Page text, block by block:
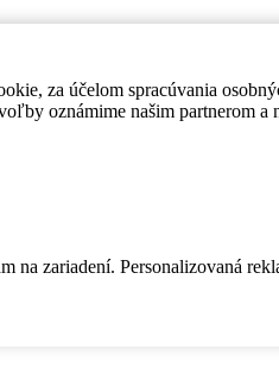
za účelom spracúvania
oznámime našim partnerom a
zariadení. Personalizovaná